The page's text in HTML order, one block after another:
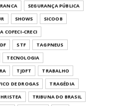
SEGURANÇA PÚBLICA
SHOWS
SICOOB
COFECI-CRECI
STF
TAGPNEUS
TECNOLOGIA
TJDFT
TRABALHO
DE DROGAS
TRAGÉDIA
TRIBUNA DO BRASIL